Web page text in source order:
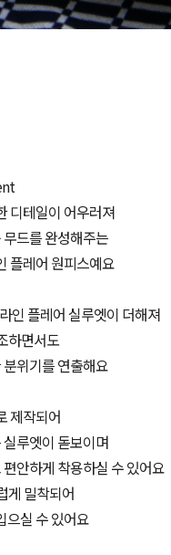
디테일이 어우러져
드를 완성해주는
플레어 원피스예요
인 플레어 실루엣이 더해져
하면서도
위기를 연출해요
제작되어
루엣이 돋보이며
안하게 착용하실 수 있어요
게 밀착되어
으실 수 있어요